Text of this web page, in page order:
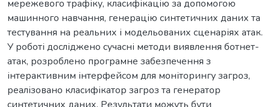
мережевого трафіку, класифікацію за допомогою
машинного навчання, генерацію синтетичних даних та
тестування на реальних і модельованих сценаріях атак.
У роботі досліджено сучасні методи виявлення ботнет-
атак, розроблено програмне забезпечення з
інтерактивним інтерфейсом для моніторингу загроз,
реалізовано класифікатор загроз та генератор